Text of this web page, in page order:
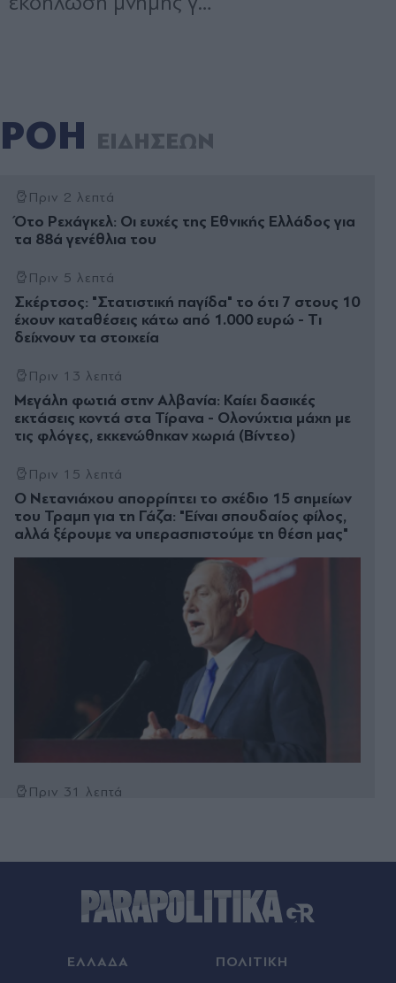
ΡΟΗ ΕΙΔΗΣΕΩΝ
Πριν 2 λεπτά
Ότο Ρεχάγκελ: Οι ευχές της Εθνικής Ελλάδος για
τα 88ά γενέθλια του
Πριν 5 λεπτά
Σκέρτσος: "Στατιστική παγίδα" το ότι 7 στους 10
έχουν καταθέσεις κάτω από 1.000 ευρώ - Tι
δείχνουν τα στοιχεία
Πριν 13 λεπτά
Μεγάλη φωτιά στην Αλβανία: Καίει δασικές
εκτάσεις κοντά στα Τίρανα - Ολονύχτια μάχη με
τις φλόγες, εκκενώθηκαν χωριά (Βίντεο)
Πριν 15 λεπτά
Ο Νετανιάχου απορρίπτει το σχέδιο 15 σημείων
του Τραμπ για τη Γάζα: "Είναι σπουδαίος φίλος,
αλλά ξέρουμε να υπερασπιστούμε τη θέση μας"
Πριν 31 λεπτά
Πριν 32 λεπτά
Μοτζτάμπα Χαμενεΐ: Το πρώτο βίντεο που
ΕΛΛΑΔΑ ΠΟΛΙΤΙΚΗ